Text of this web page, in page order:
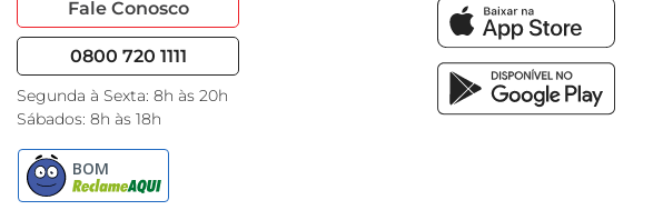
Fale Conosco
0800 720 1111
Segunda à Sexta: 8h às 20h
Sábados: 8h às 18h